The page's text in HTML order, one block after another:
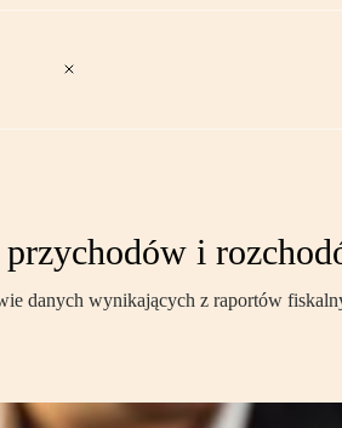
i
danych wynikających z raportów